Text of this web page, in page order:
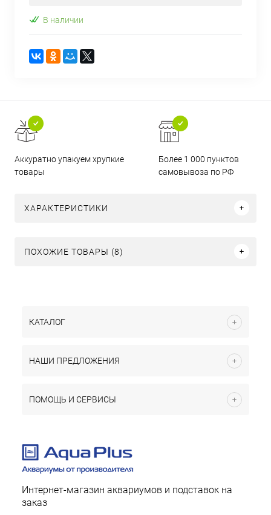
В наличии
Аккуратно упакуем хрупкие
товары
Более 1 000 пунктов
самовывоза по РФ
ХАРАКТЕРИСТИКИ
ПОХОЖИЕ ТОВАРЫ (8)
КАТАЛОГ
НАШИ ПРЕДЛОЖЕНИЯ
ПОМОЩЬ И СЕРВИСЫ
Интернет-магазин аквариумов и подставок на
заказ